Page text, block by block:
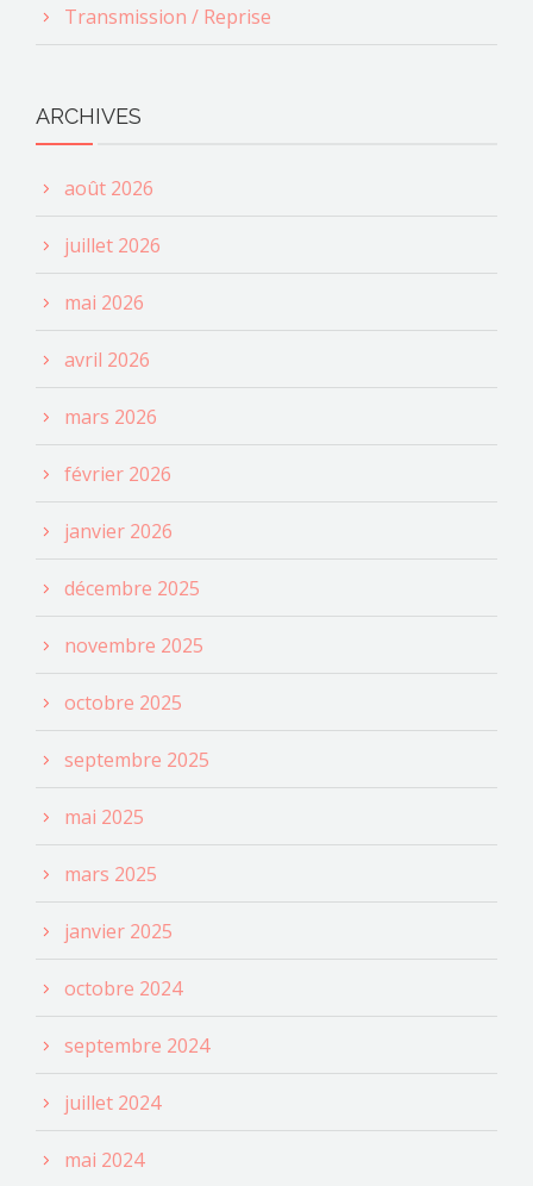
Transmission / Reprise
ARCHIVES
août 2026
juillet 2026
mai 2026
avril 2026
mars 2026
février 2026
janvier 2026
décembre 2025
novembre 2025
octobre 2025
septembre 2025
mai 2025
mars 2025
janvier 2025
octobre 2024
septembre 2024
juillet 2024
mai 2024